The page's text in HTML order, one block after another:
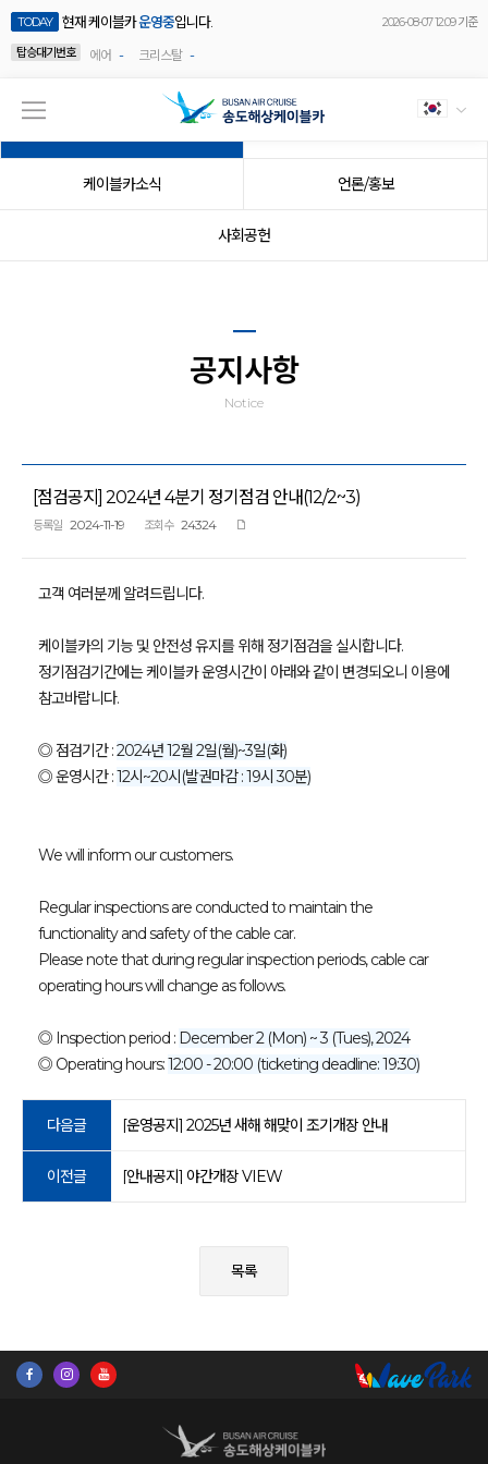
TODAY 현재 케이블카운영중입니다.
2026-08-07 12:09 기준
탑승대기번호
에어 - 크리스탈 -
케이블카소식 언론/홍보
사회공헌
공지사항
Notice
[점검공지] 2024년 4분기 정기점검 안내(12/2~3)
등록일 2024-11-19 조회수 24324
고객 여러분께 알려드립니다.
케이블카의 기능 및 안전성 유지를 위해 정기점검을 실시합니다.
정기점검기간에는 케이블카 운영시간이 아래와 같이 변경되오니 이용에
참고바랍니다.
◎ 점검기간 :2024년 12월 2일(월)~3일(화)
◎ 운영시간 :12시~20시(발권마감 : 19시 30분)
We will inform our customers.
Regular inspections are conducted to maintain the
functionality and safety of the cable car.
Please note that during regular inspection periods, cable car
operating hours will change as follows.
◎ Inspection period : December 2 (Mon) ~ 3 (Tues), 2024
◎ Operating hours:12:00 - 20:00 (ticketing deadline: 19:30)
다음글 [운영공지] 2025년 새해 해맞이 조기개장 안내
이전글 [안내공지] 야간개장 VIEW
목록